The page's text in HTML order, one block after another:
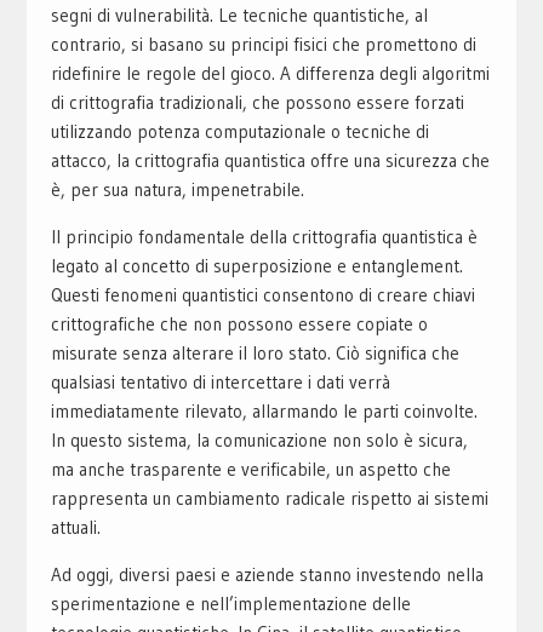
segni di vulnerabilità. Le tecniche quantistiche, al
contrario, si basano su principi fisici che promettono di
ridefinire le regole del gioco. A differenza degli algoritmi
di crittografia tradizionali, che possono essere forzati
utilizzando potenza computazionale o tecniche di
attacco, la crittografia quantistica offre una sicurezza che
è, per sua natura, impenetrabile.
Il principio fondamentale della crittografia quantistica è
legato al concetto di superposizione e entanglement.
Questi fenomeni quantistici consentono di creare chiavi
crittografiche che non possono essere copiate o
misurate senza alterare il loro stato. Ciò significa che
qualsiasi tentativo di intercettare i dati verrà
immediatamente rilevato, allarmando le parti coinvolte.
In questo sistema, la comunicazione non solo è sicura,
ma anche trasparente e verificabile, un aspetto che
rappresenta un cambiamento radicale rispetto ai sistemi
attuali.
Ad oggi, diversi paesi e aziende stanno investendo nella
sperimentazione e nell’implementazione delle